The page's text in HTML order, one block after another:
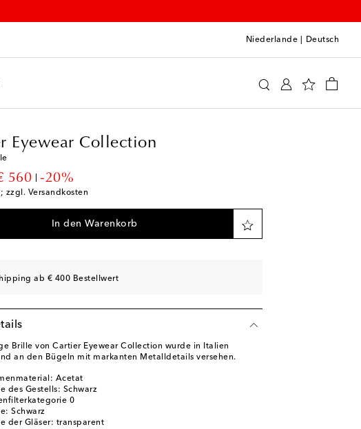
Niederlande Deutsch
Eyewear Collection
price
560 price
-20%
zzgl. Versandkosten
In den Warenkorb
ab € 400 Bestellwert
Brille von Cartier Eyewear Collection wurde in Italien
an den Bügeln mit markanten Metalldetails versehen.
Acetat
des Gestells: Schwarz
0
Schwarz
der Gläser: transparent